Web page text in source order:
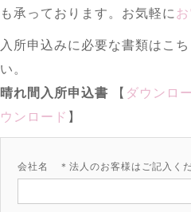
も承っております。お気軽に
入所申込みに必要な書類はこ
い。
晴れ間入所申込書 【 ダウンロ
ウンロード 】
会社名 ＊法人のお客様はご記入く